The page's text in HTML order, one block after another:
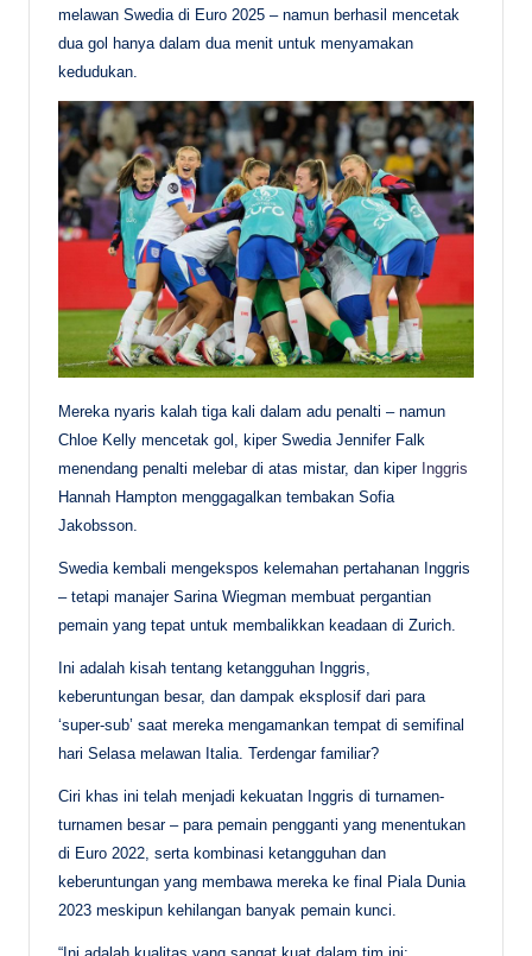
melawan Swedia di Euro 2025 – namun berhasil mencetak
dua gol hanya dalam dua menit untuk menyamakan
kedudukan.
Mereka nyaris kalah tiga kali dalam adu penalti – namun
Chloe Kelly mencetak gol, kiper Swedia Jennifer Falk
menendang penalti melebar di atas mistar, dan kiper Inggris
Hannah Hampton menggagalkan tembakan Sofia
Jakobsson.
Swedia kembali mengekspos kelemahan pertahanan Inggris
– tetapi manajer Sarina Wiegman membuat pergantian
pemain yang tepat untuk membalikkan keadaan di Zurich.
Ini adalah kisah tentang ketangguhan Inggris,
keberuntungan besar, dan dampak eksplosif dari para
‘super-sub’ saat mereka mengamankan tempat di semifinal
hari Selasa melawan Italia. Terdengar familiar?
Ciri khas ini telah menjadi kekuatan Inggris di turnamen-
turnamen besar – para pemain pengganti yang menentukan
di Euro 2022, serta kombinasi ketangguhan dan
keberuntungan yang membawa mereka ke final Piala Dunia
2023 meskipun kehilangan banyak pemain kunci.